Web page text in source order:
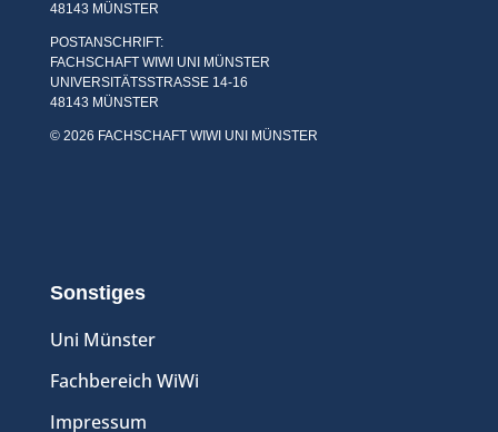
48143 MÜNSTER
POSTANSCHRIFT:
FACHSCHAFT WIWI UNI MÜNSTER
UNIVERSITÄTSSTRASSE 14-16
48143 MÜNSTER
© 2026 FACHSCHAFT WIWI UNI MÜNSTER
Sonstiges
Uni Münster
Fachbereich WiWi
Impressum